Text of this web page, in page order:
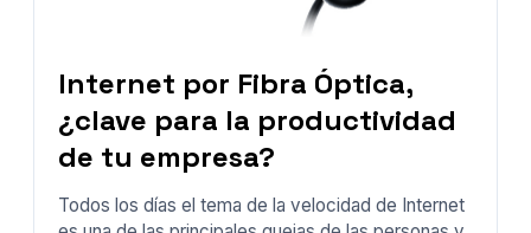
Internet por Fibra Óptica,
¿clave para la productividad
de tu empresa?
Todos los días el tema de la velocidad de Internet